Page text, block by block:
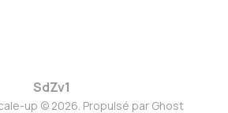
SdZv1
up © 2026. Propulsé par Ghost